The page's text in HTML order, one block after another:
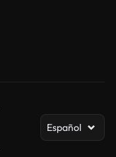
Español